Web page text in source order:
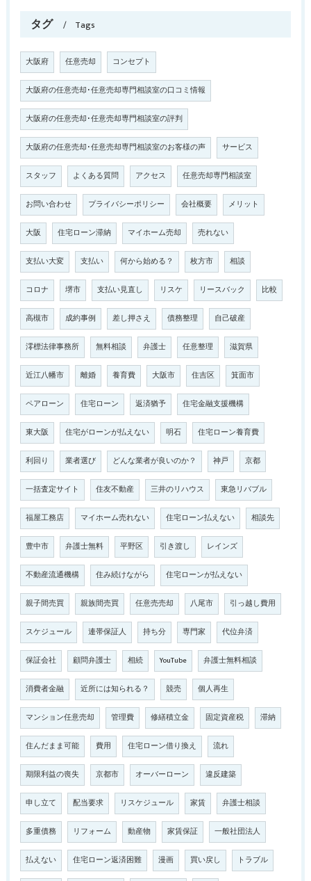
タグ Tags
大阪府 任意売却 コンセプト
大阪府の任意売却･任意売却専門相談室の口コミ情報
大阪府の任意売却･任意売却専門相談室の評判
大阪府の任意売却･任意売却専門相談室のお客様の声 サービス
スタッフ よくある質問 アクセス 任意売却専門相談室
お問い合わせ プライバシーポリシー 会社概要 メリット
大阪 住宅ローン滞納 マイホーム売却 売れない
支払い大変 支払い 何から始める？ 枚方市 相談
コロナ 堺市 支払い見直し リスケ リースバック 比較
高槻市 成約事例 差し押さえ 債務整理 自己破産
澪標法律事務所 無料相談 弁護士 任意整理 滋賀県
近江八幡市 離婚 養育費 大阪市 住吉区 箕面市
ペアローン 住宅ローン 返済猶予 住宅金融支援機構
東大阪 住宅がローンが払えない 明石 住宅ローン養育費
利回り 業者選び どんな業者が良いのか？ 神戸 京都
一括査定サイト 住友不動産 三井のリハウス 東急リバブル
福屋工務店 マイホーム売れない 住宅ローン払えない 相談先
豊中市 弁護士無料 平野区 引き渡し レインズ
不動産流通機構 住み続けながら 住宅ローンが払えない
親子間売買 親族間売買 任意売売却 八尾市 引っ越し費用
スケジュール 連帯保証人 持ち分 専門家 代位弁済
保証会社 顧問弁護士 相続 YouTube 弁護士無料相談
消費者金融 近所には知られる？ 競売 個人再生
マンション任意売却 管理費 修繕積立金 固定資産税 滞納
住んだまま可能 費用 住宅ローン借り換え 流れ
期限利益の喪失 京都市 オーバーローン 違反建築
申し立て 配当要求 リスケジュール 家賃 弁護士相談
多重債務 リフォーム 動産物 家賃保証 一般社団法人
払えない 住宅ローン返済困難 漫画 買い戻し トラブル